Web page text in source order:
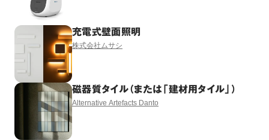
充電式壁面照明
株式会社ムサシ
磁器質タイル（または「建材用タイル」）
Alternative Artefacts Danto